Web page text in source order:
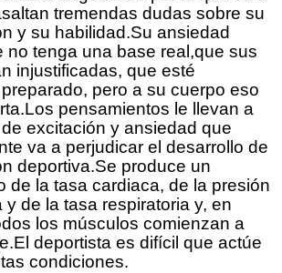
tremendas dudas sobre su
y su habilidad.Su ansiedad
no tenga una base real,que sus
injustificadas, que esté
pero a su cuerpo eso
pensamientos le llevan a
excitación y ansiedad que
va a perjudicar el desarrollo de
deportiva.Se produce un
de la tasa cardiaca, de la presión
de la tasa respiratoria y, en
los músculos comienzan a
deportista es difícil que actúe
condiciones.